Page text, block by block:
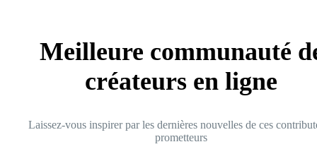
Meilleure communauté
créateurs en ligne
Laissez-vous inspirer par les dernières nouvelles de ces
prometteurs